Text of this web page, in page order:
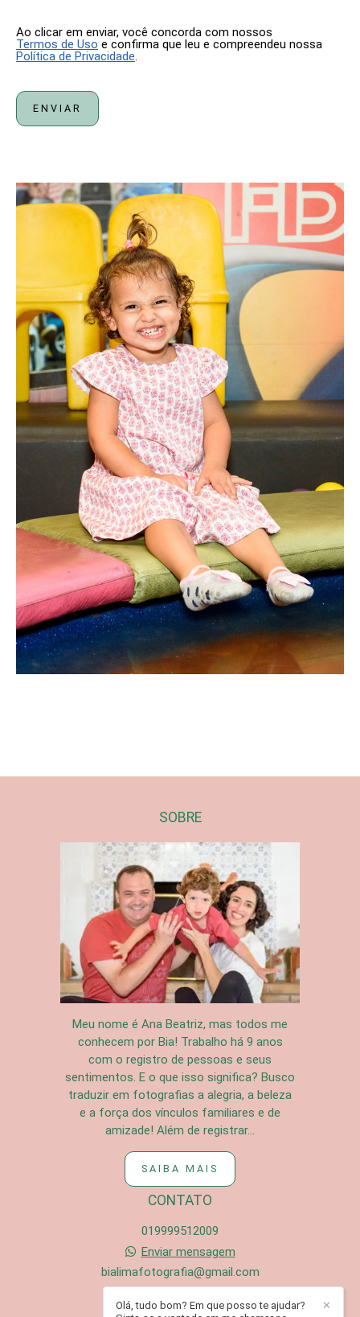
Ao clicar em enviar, você concorda com nossos
Termos de Uso e confirma que leu e compreendeu nossa
Política de Privacidade.
ENVIAR
SOBRE
Meu nome é Ana Beatriz, mas todos me
conhecem por Bia! Trabalho há 9 anos
com o registro de pessoas e seus
sentimentos. E o que isso significa? Busco
traduzir em fotografias a alegria, a beleza
e a força dos vínculos familiares e de
amizade! Além de registrar...
SAIBA MAIS
CONTATO
019999512009
Enviar mensagem
bialimafotografia@gmail.com
Campinas / SP
✕
Olá, tudo bom? Em que posso te ajudar?